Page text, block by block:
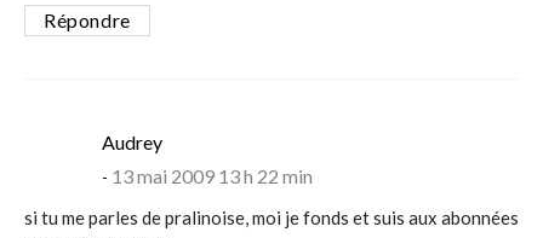
Répondre
Audreysays:
13 mai 2009 13 h 22 min
si tu me parles de pralinoise, moi je fonds et suis aux abonnées